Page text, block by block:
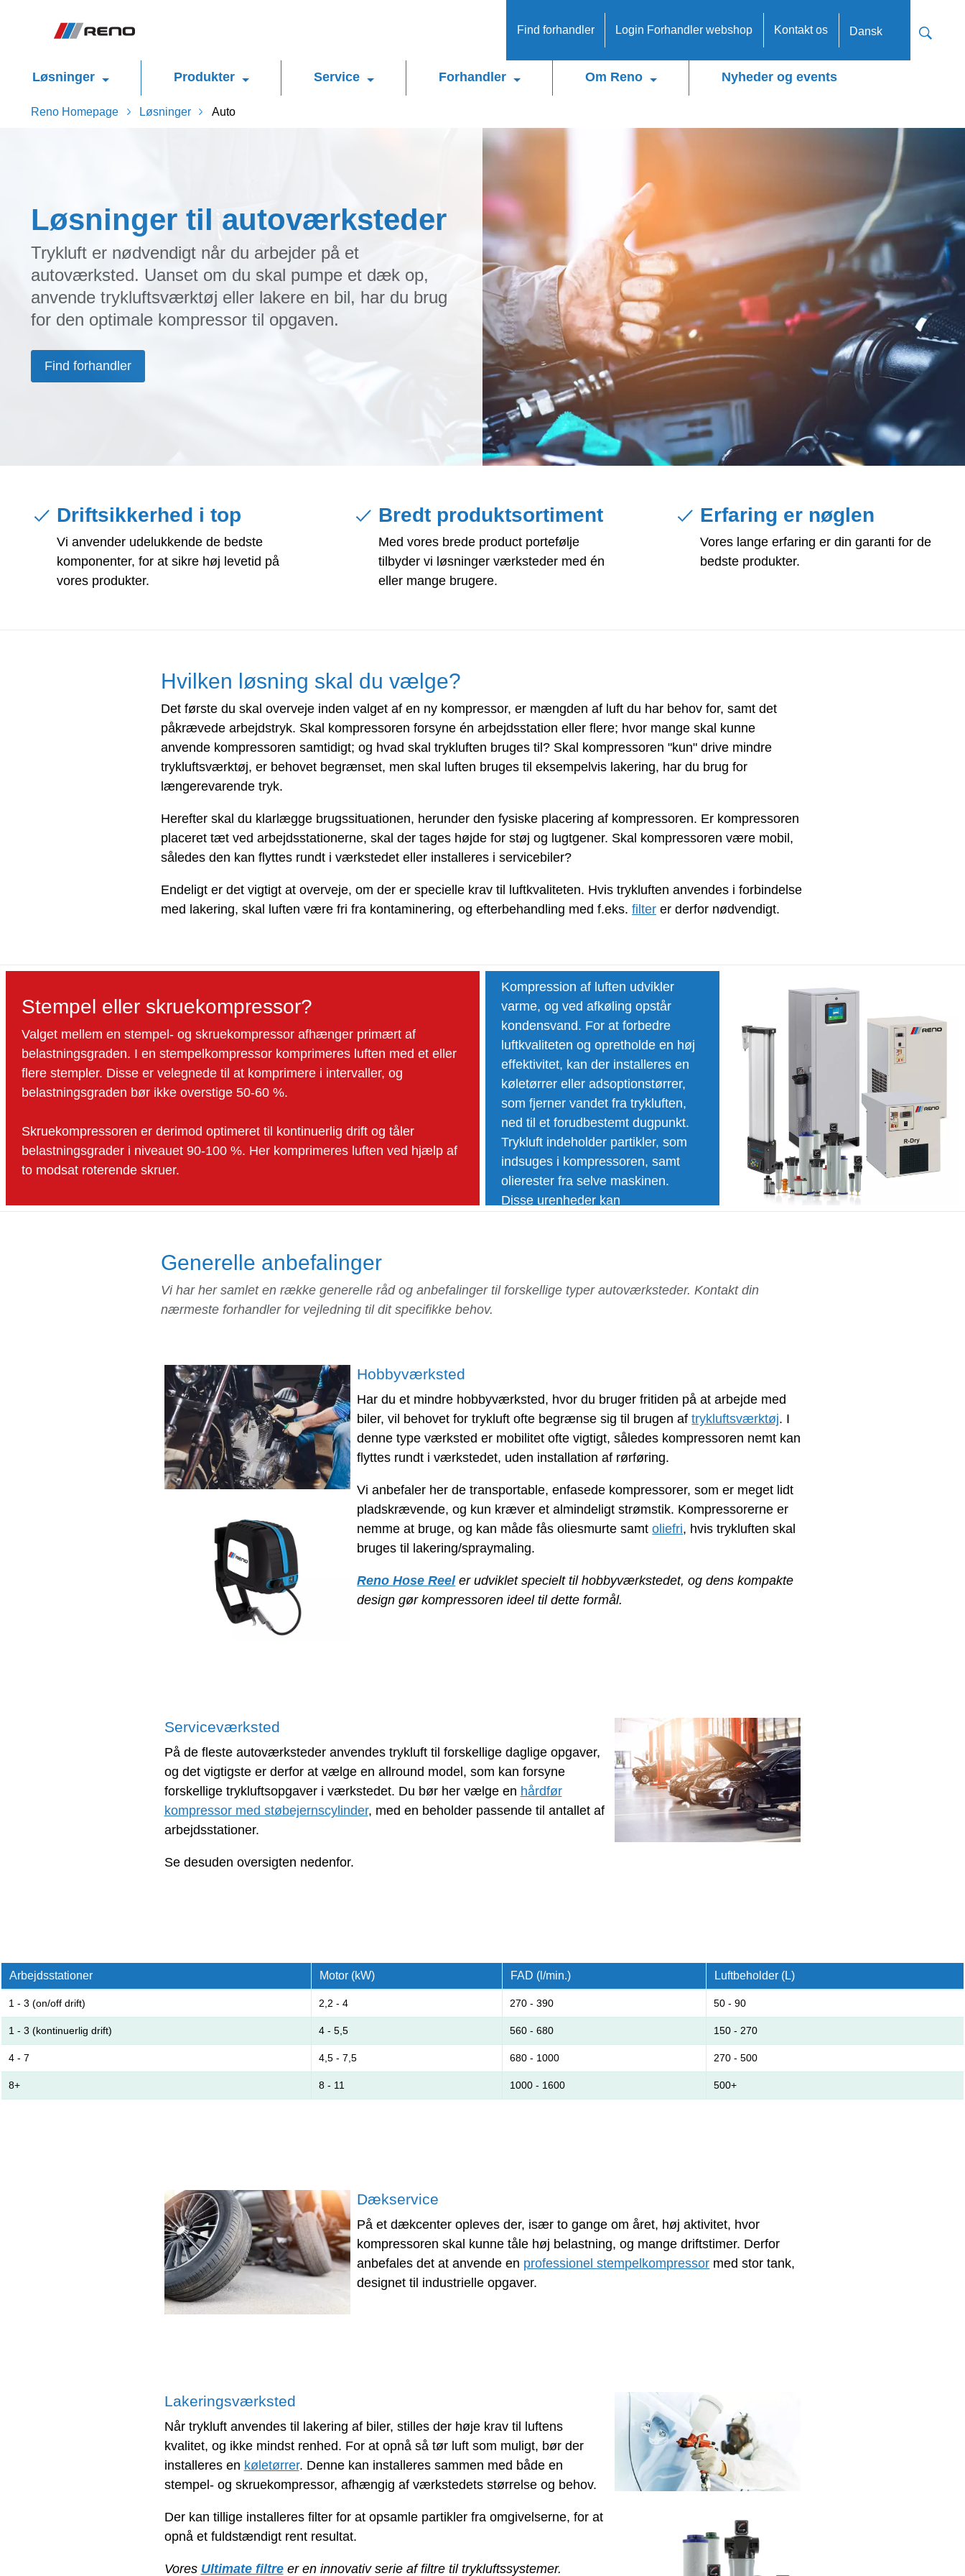
Dansk
Find forhandler Login Forhandler webshop Kontakt os
Løsninger Produkter Service Forhandler Om Reno Nyheder og events
Reno Homepage Løsninger Auto
Løsninger til autoværksteder
Trykluft er nødvendigt når du arbejder på et
autoværksted. Uanset om du skal pumpe et dæk op,
anvende trykluftsværktøj eller lakere en bil, har du brug
for den optimale kompressor til opgaven.
Find forhandler
Driftsikkerhed i top
Vi anvender udelukkende de bedste
komponenter, for at sikre høj levetid på
vores produkter.
Bredt produktsortiment
Med vores brede product portefølje
tilbyder vi løsninger værksteder med én
eller mange brugere.
Erfaring er nøglen
Vores lange erfaring er din garanti for de
bedste produkter.
Hvilken løsning skal du vælge?
Det første du skal overveje inden valget af en ny kompressor, er mængden af luft du har behov for, samt det
påkrævede arbejdstryk. Skal kompressoren forsyne én arbejdsstation eller flere; hvor mange skal kunne
anvende kompressoren samtidigt; og hvad skal trykluften bruges til? Skal kompressoren "kun" drive mindre
trykluftsværktøj, er behovet begrænset, men skal luften bruges til eksempelvis lakering, har du brug for
længerevarende tryk.
Herefter skal du klarlægge brugssituationen, herunder den fysiske placering af kompressoren. Er kompressoren
placeret tæt ved arbejdsstationerne, skal der tages højde for støj og lugtgener. Skal kompressoren være mobil,
således den kan flyttes rundt i værkstedet eller installeres i servicebiler?
Endeligt er det vigtigt at overveje, om der er specielle krav til luftkvaliteten. Hvis trykluften anvendes i forbindelse
med lakering, skal luften være fri fra kontaminering, og efterbehandling med f.eks. filter er derfor nødvendigt.
Stempel eller skruekompressor?
Valget mellem en stempel- og skruekompressor afhænger primært af
belastningsgraden. I en stempelkompressor komprimeres luften med et eller
flere stempler. Disse er velegnede til at komprimere i intervaller, og
belastningsgraden bør ikke overstige 50-60 %.
Skruekompressoren er derimod optimeret til kontinuerlig drift og tåler
belastningsgrader i niveauet 90-100 %. Her komprimeres luften ved hjælp af
to modsat roterende skruer.
Kompression af luften udvikler
varme, og ved afkøling opstår
kondensvand. For at forbedre
luftkvaliteten og opretholde en høj
effektivitet, kan der installeres en
køletørrer eller adsoptionstørrer,
som fjerner vandet fra trykluften,
ned til et forudbestemt dugpunkt.
Trykluft indeholder partikler, som
indsuges i kompressoren, samt
olierester fra selve maskinen.
Disse urenheder kan
Generelle anbefalinger
Vi har her samlet en række generelle råd og anbefalinger til forskellige typer autoværksteder. Kontakt din
nærmeste forhandler for vejledning til dit specifikke behov.
Hobbyværksted
Har du et mindre hobbyværksted, hvor du bruger fritiden på at arbejde med
biler, vil behovet for trykluft ofte begrænse sig til brugen aftrykluftsværktøj. I
denne type værksted er mobilitet ofte vigtigt, således kompressoren nemt kan
flyttes rundt i værkstedet, uden installation af rørføring.
Vi anbefaler her de transportable, enfasede kompressorer, som er meget lidt
pladskrævende, og kun kræver et almindeligt strømstik. Kompressorerne er
nemme at bruge, og kan måde fås oliesmurte samtoliefri, hvis trykluften skal
bruges til lakering/spraymaling.
Reno Hose Reeler udviklet specielt til hobbyværkstedet, og dens kompakte
design gør kompressoren ideel til dette formål.
Serviceværksted
På de fleste autoværksteder anvendes trykluft til forskellige daglige opgaver,
og det vigtigste er derfor at vælge en allround model, som kan forsyne
forskellige trykluftsopgaver i værkstedet. Du bør her vælge en hårdfør
kompressor med støbejernscylinder, med en beholder passende til antallet af
arbejdsstationer.
Se desuden oversigten nedenfor.
Arbejdsstationer Motor (kW) FAD (l/min.) Luftbeholder (L)
1 - 3 (on/off drift) 2,2 - 4 270 - 390 50 - 90
1 - 3 (kontinuerlig drift) 4 - 5,5 560 - 680 150 - 270
4 - 7 4,5 - 7,5 680 - 1000 270 - 500
8+ 8 - 11 1000 - 1600 500+
Dækservice
På et dækcenter opleves der, især to gange om året, høj aktivitet, hvor
kompressoren skal kunne tåle høj belastning, og mange driftstimer. Derfor
anbefales det at anvende en professionel stempelkompressor med stor tank,
designet til industrielle opgaver.
Lakeringsværksted
Når trykluft anvendes til lakering af biler, stilles der høje krav til luftens
kvalitet, og ikke mindst renhed. For at opnå så tør luft som muligt, bør der
installeres en køletørrer. Denne kan installeres sammen med både en
stempel- og skruekompressor, afhængig af værkstedets størrelse og behov.
Der kan tillige installeres filter for at opsamle partikler fra omgivelserne, for at
opnå et fuldstændigt rent resultat.
Vores Ultimate filtreer en innovativ serie af filtre til trykluftssystemer.